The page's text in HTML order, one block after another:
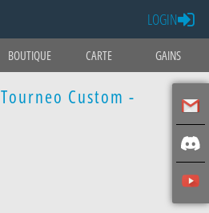
BOUTIQUE CARTE GAINS
LOGIN
Tourneo Custom -